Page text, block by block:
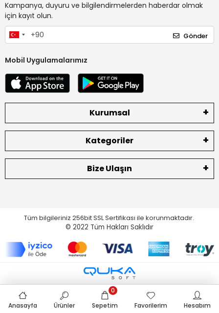
Kampanya, duyuru ve bilgilendirmelerden haberdar olmak
için kayıt olun.
Gönder
Mobil Uygulamalarımız
Kurumsal
Kategoriler
Bize Ulaşın
Tüm bilgileriniz 256bit SSL Sertifikası ile korunmaktadır.
© 2022 Tüm Hakları Saklıdır
Anasayfa Ürünler Sepetim
0
Favorilerim
Hesabım